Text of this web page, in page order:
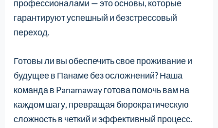
профессионалами — это основы, которые
гарантируют успешный и безстрессовый
переход.
Готовы ли вы обеспечить свое проживание и
будущее в Панаме без осложнений? Наша
команда в Panamaway готова помочь вам на
каждом шагу, превращая бюрократическую
сложность в четкий и эффективный процесс.